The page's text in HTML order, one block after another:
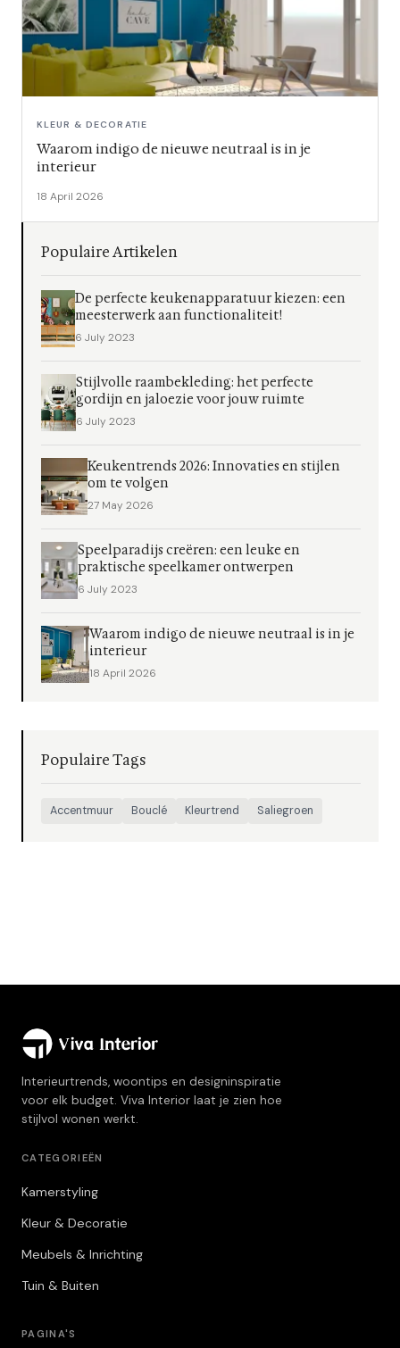
KLEUR & DECORATIE
Waarom indigo de nieuwe neutraal is in je
interieur
18 April 2026
Populaire Artikelen
De perfecte keukenapparatuur kiezen: een
meesterwerk aan functionaliteit!
6 July 2023
Stijlvolle raambekleding: het perfecte
gordijn en jaloezie voor jouw ruimte
6 July 2023
Keukentrends 2026: Innovaties en stijlen
om te volgen
27 May 2026
Speelparadijs creëren: een leuke en
praktische speelkamer ontwerpen
6 July 2023
Waarom indigo de nieuwe neutraal is in je
interieur
18 April 2026
Populaire Tags
Accentmuur Bouclé Kleurtrend Saliegroen
Interieurtrends, woontips en designinspiratie
voor elk budget. Viva Interior laat je zien hoe
stijlvol wonen werkt.
CATEGORIEËN
Kamerstyling
Kleur & Decoratie
Meubels & Inrichting
Tuin & Buiten
PAGINA'S